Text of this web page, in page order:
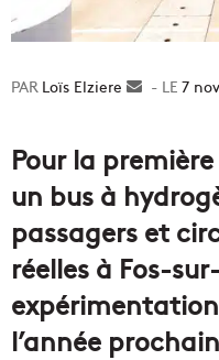
Loïs Elziere
Envoyer
7
Pour la
un bus à
passagers et
réelles à Fos-
l’année